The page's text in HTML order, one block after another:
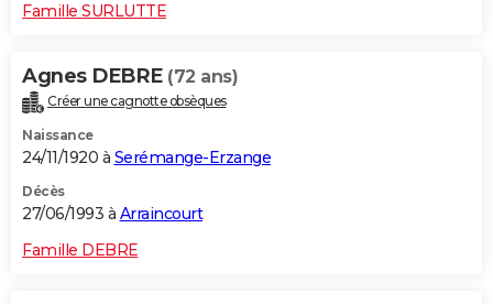
Famille SURLUTTE
Agnes DEBRE (72 ans)
Créer une cagnotte obsèques
Naissance
24/11/1920 à Serémange-Erzange
Décès
27/06/1993 à Arraincourt
Famille DEBRE